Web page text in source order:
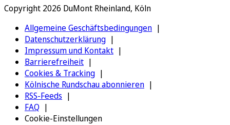
Copyright 2026 DuMont Rheinland, Köln
Allgemeine Geschäftsbedingungen
Datenschutzerklärung
Impressum und Kontakt
Barrierefreiheit
Cookies & Tracking
Kölnische Rundschau abonnieren
RSS-Feeds
FAQ
Cookie-Einstellungen